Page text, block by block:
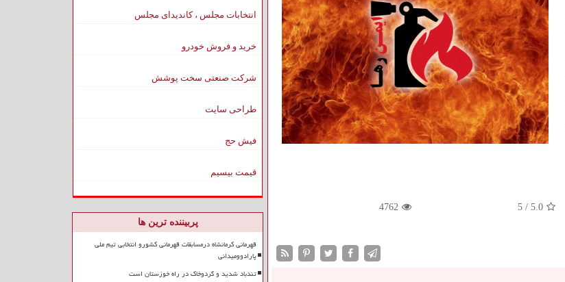
5.0
/
5
4762
انتخابات مجلس ، کاندیدای مجلس
خرید و فروش خودرو
شرکت صنعتی سخت پوشش
طراحی سایت
فیش حج
قیمت بیسیم
پربیننده ترین ها
قهرمانی کرمانشاه درمسابقات قهرمانی کشورو انتخابی تیم ملی
پارادوومیدانی
تندباد شدید و گردوخاک در راه خوزستان است